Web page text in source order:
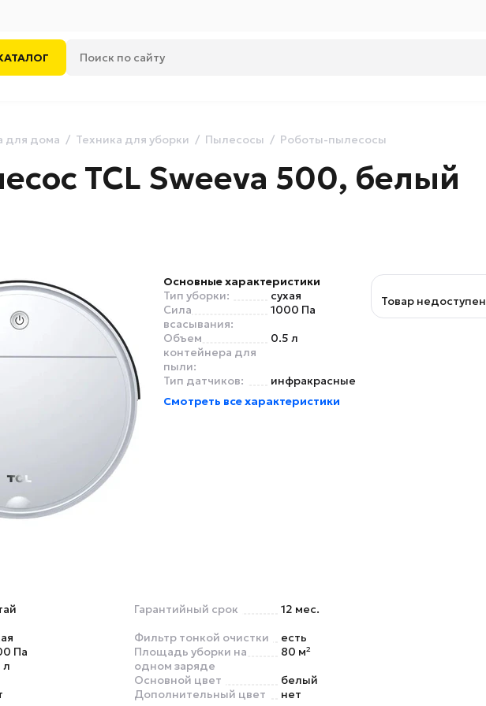
для дома Техника для уборки Пылесосы Роботы-пылесосы
TCL Sweeva 500, белый
Основные характеристики
Тип уборки:
сухая
Сила
всасывания:
1000 Па
Объем
контейнера для
пыли:
0.5 л
Тип датчиков:
инфракрасные
Смотреть все характеристики
Товар недоступен
Гарантийный срок
12 мес.
Па
л
Фильтр тонкой очистки
есть
Площадь уборки на
одном заряде
80 м²
Основной цвет
белый
Дополнительный цвет
нет